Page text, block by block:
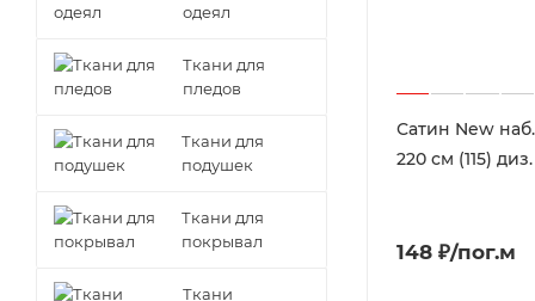
Сатин New наб.
220 см (115)
148 ₽/пог.м
одеял
Ткани для
пледов
Ткани для
подушек
Ткани для
покрывал
Ткани